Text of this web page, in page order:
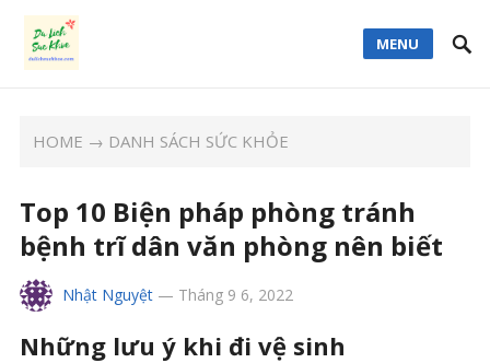
MENU
HOME → DANH SÁCH SỨC KHỎE
Top 10 Biện pháp phòng tránh
bệnh trĩ dân văn phòng nên biết
Nhật Nguyệt— Tháng 9 6, 2022
Những lưu ý khi đi vệ sinh